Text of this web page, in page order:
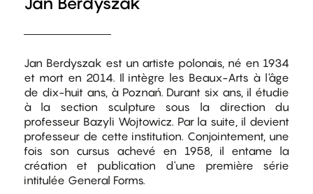
Jan Berdyszak est un artiste polonais, né en 1934
et mort en 2014. Il intègre les Beaux-Arts à l'âge
de dix-huit ans, à Poznań. Durant six ans, il étudie
à la section sculpture sous la direction du
professeur Bazyli Wojtowicz. Par la suite, il devient
professeur de cette institution. Conjointement, une
fois son cursus achevé en 1958, il entame la
création et publication d'une première série
intitulée General Forms.